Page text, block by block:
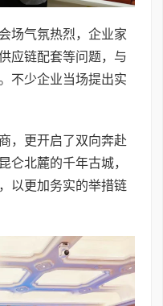
场气氛热烈，企业家
应链配套等问题，与
不少企业当场提出实
，更开启了双向奔赴
仑北麓的千年古城，
以更加务实的举措链